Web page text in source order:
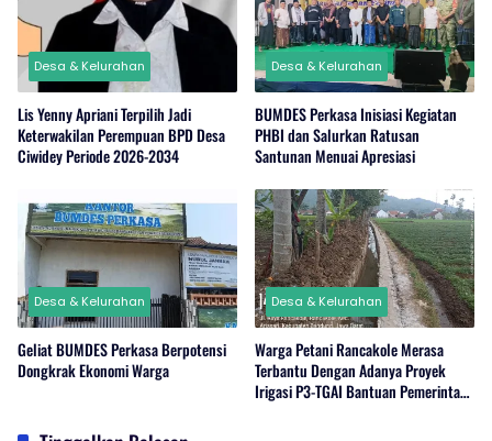
Desa & Kelurahan
Lis Yenny Apriani Terpilih Jadi
Keterwakilan Perempuan BPD Desa
Ciwidey Periode 2026-2034
Desa & Kelurahan
BUMDES Perkasa Inisiasi Kegiatan
PHBI dan Salurkan Ratusan
Santunan Menuai Apresiasi
Desa & Kelurahan
Geliat BUMDES Perkasa Berpotensi
Dongkrak Ekonomi Warga
Desa & Kelurahan
Warga Petani Rancakole Merasa
Terbantu Dengan Adanya Proyek
Irigasi P3-TGAI Bantuan Pemerintah